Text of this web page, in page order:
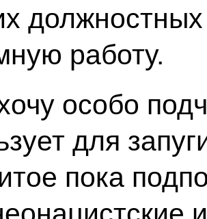
должностных
работу.
особо
для
пока